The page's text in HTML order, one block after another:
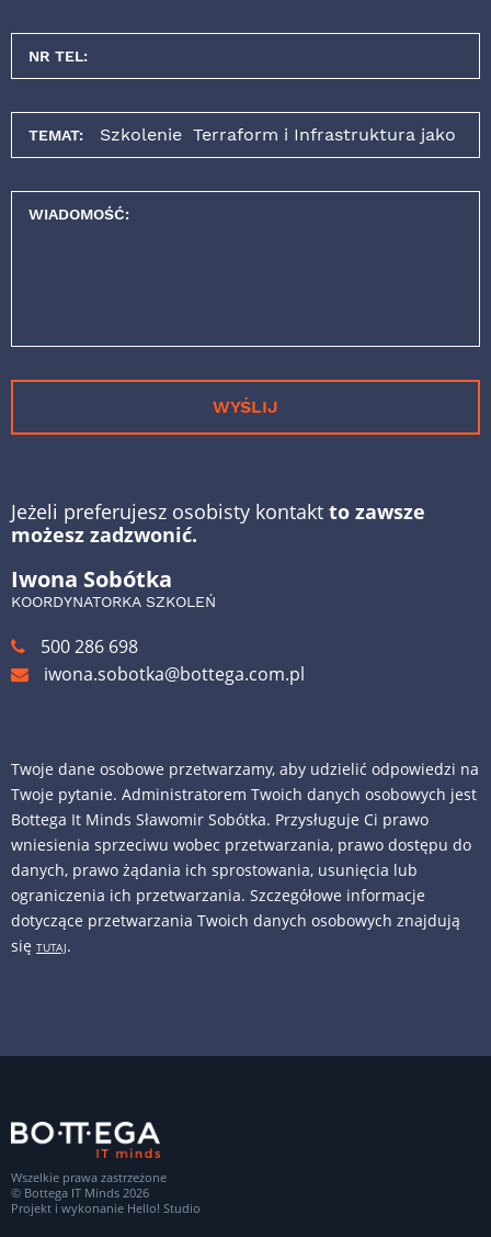
NR TEL:
TEMAT:
WIADOMOŚĆ:
WYŚLIJ
Jeżeli preferujesz osobisty kontakt to zawsze
możesz zadzwonić.
Iwona Sobótka
KOORDYNATORKA SZKOLEŃ
500 286 698
iwona.sobotka@bottega.com.pl
Twoje dane osobowe przetwarzamy, aby udzielić odpowiedzi na
Twoje pytanie. Administratorem Twoich danych osobowych jest
Bottega It Minds Sławomir Sobótka. Przysługuje Ci prawo
wniesienia sprzeciwu wobec przetwarzania, prawo dostępu do
danych, prawo żądania ich sprostowania, usunięcia lub
ograniczenia ich przetwarzania. Szczegółowe informacje
dotyczące przetwarzania Twoich danych osobowych znajdują
się TUTAJ.
Wszelkie prawa zastrzeżone
© Bottega IT Minds 2026
Projekt i wykonanie Hello! Studio